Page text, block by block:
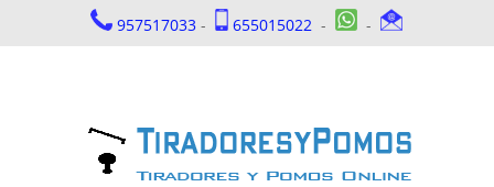
957517033 - 655015022 - -